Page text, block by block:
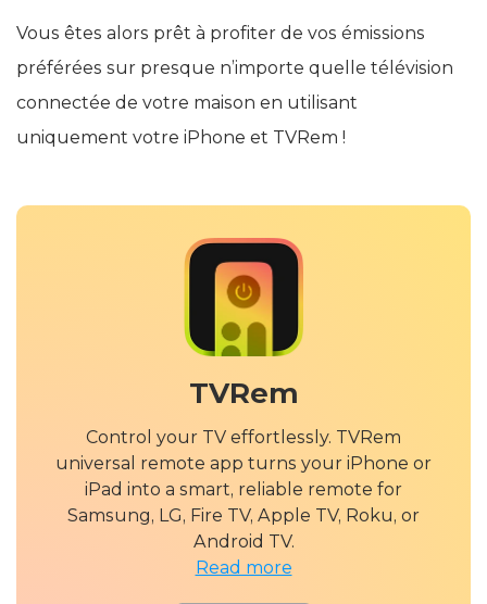
Vous êtes alors prêt à profiter de vos émissions
préférées sur presque n’importe quelle télévision
connectée de votre maison en utilisant
uniquement votre iPhone et TVRem !
TVRem
Control your TV effortlessly. TVRem
universal remote app turns your iPhone or
iPad into a smart, reliable remote for
Samsung, LG, Fire TV, Apple TV, Roku, or
Android TV.
Read more